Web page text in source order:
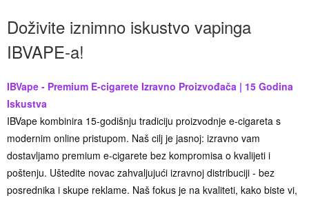
Doživite iznimno iskustvo vapinga
IBVAPE-a!
IBVape - Premium E-cigarete Izravno Proizvođača | 15 Godina
Iskustva
IBVape kombinira 15-godišnju tradiciju proizvodnje e-cigareta s
modernim online pristupom. Naš cilj je jasnoj: izravno vam
dostavljamo premium e-cigarete bez kompromisa o kvalijeti i
poštenju. Uštedite novac zahvaljujući izravnoj distribuciji - bez
posrednika i skupe reklame. Naš fokus je na kvaliteti, kako biste vi,